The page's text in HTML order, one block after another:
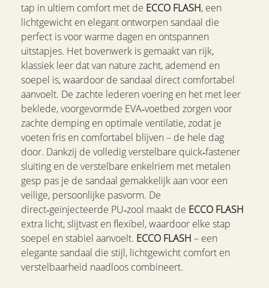
tap in ultiem comfort met de ECCO FLASH, een
lichtgewicht en elegant ontworpen sandaal die
perfect is voor warme dagen en ontspannen
uitstapjes. Het bovenwerk is gemaakt van rijk,
klassiek leer dat van nature zacht, ademend en
soepel is, waardoor de sandaal direct comfortabel
aanvoelt. De zachte lederen voering en het met leer
beklede, voorgevormde EVA‑voetbed zorgen voor
zachte demping en optimale ventilatie, zodat je
voeten fris en comfortabel blijven – de hele dag
door. Dankzij de volledig verstelbare quick‑fastener
sluiting en de verstelbare enkelriem met metalen
gesp pas je de sandaal gemakkelijk aan voor een
veilige, persoonlijke pasvorm. De
direct‑geïnjecteerde PU‑zool maakt de ECCO FLASH
extra licht, slijtvast en flexibel, waardoor elke stap
soepel en stabiel aanvoelt. ECCO FLASH – een
elegante sandaal die stijl, lichtgewicht comfort en
verstelbaarheid naadloos combineert.